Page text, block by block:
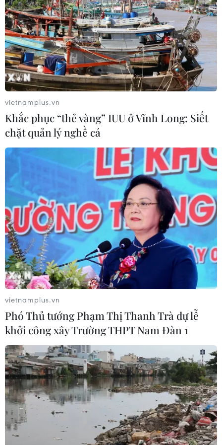
Phạt tù nhóm đối tượng giết người do
mâu thuẫn khi đánh bạc
28/02/2020 10:33
Do trong lúc đánh bạc, Hồ chơi gian lận, dẫn đến mâu
thuẫn giữa Nguyễn Văn Hưng và Hồ nên Nguyễn Văn
Hưng cùng một số đối tượng cầm theo hung khí hẹn
gặp Hồ đánh nhau.
vietnamplus.vn
Khắc phục “thẻ vàng” IUU ở Vĩnh Long: Siết
chặt quản lý nghề cá
vietnamplus.vn
Phó Thủ tướng Phạm Thị Thanh Trà dự lễ
khởi công xây Trường THPT Nam Đàn 1